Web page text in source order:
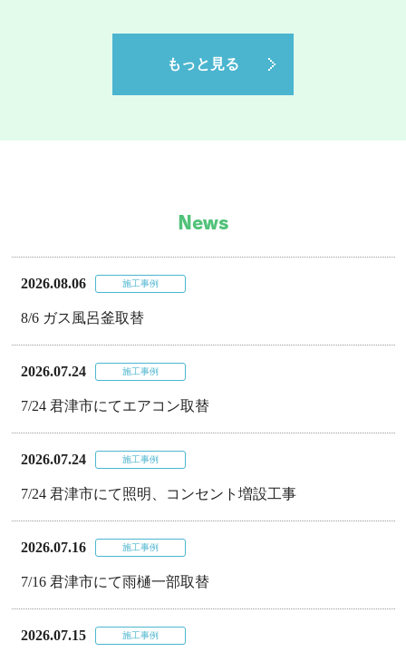
もっと見る
News
2026.08.06 施工事例
8/6 ガス風呂釜取替
2026.07.24 施工事例
7/24 君津市にてエアコン取替
2026.07.24 施工事例
7/24 君津市にて照明、コンセント増設工事
2026.07.16 施工事例
7/16 君津市にて雨樋一部取替
2026.07.15 施工事例